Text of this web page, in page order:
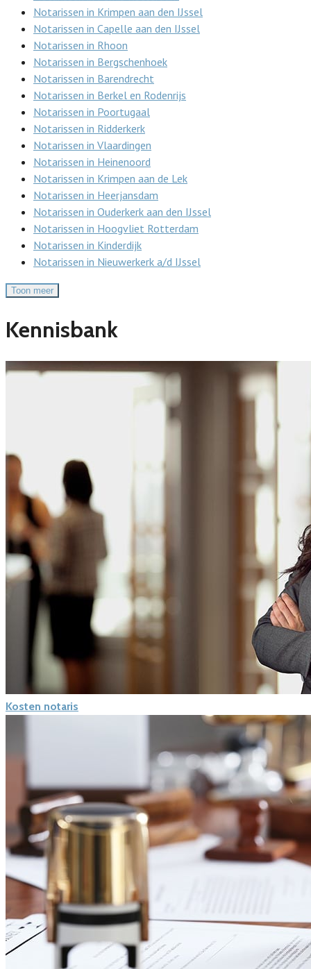
Notarissen in Krimpen aan den IJssel
Notarissen in Capelle aan den IJssel
Notarissen in Rhoon
Notarissen in Bergschenhoek
Notarissen in Barendrecht
Notarissen in Berkel en Rodenrijs
Notarissen in Poortugaal
Notarissen in Ridderkerk
Notarissen in Vlaardingen
Notarissen in Heinenoord
Notarissen in Krimpen aan de Lek
Notarissen in Heerjansdam
Notarissen in Ouderkerk aan den IJssel
Notarissen in Hoogvliet Rotterdam
Notarissen in Kinderdijk
Notarissen in Nieuwerkerk a/d IJssel
Toon meer
Kennisbank
Kosten notaris